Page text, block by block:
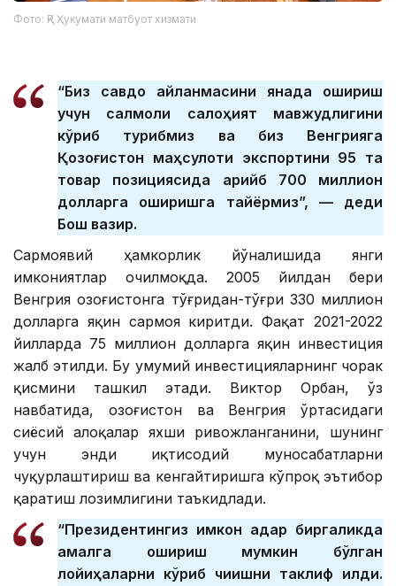
Фото: ҚР Ҳукумати матбуот хизмати
“Биз савдо айланмасини янада ошириш
учун салмоқли салоҳият мавжудлигини
кўриб турибмиз ва биз Венгрияга
Қозоғистон маҳсулоти экспортини 95 та
товар позициясида қарийб 700 миллион
долларга оширишга тайёрмиз”, — деди
Бош вазир.
Сармоявий ҳамкорлик йўналишида янги
имкониятлар очилмоқда. 2005 йилдан бери
Венгрия Қозоғистонга тўғридан-тўғри 330 миллион
долларга яқин сармоя киритди. Фақат 2021-2022
йилларда 75 миллион долларга яқин инвестиция
жалб этилди. Бу умумий инвестицияларнинг чорак
қисмини ташкил этади. Виктор Орбан, ўз
навбатида, Қозоғистон ва Венгрия ўртасидаги
сиёсий алоқалар яхши ривожланганини, шунинг
учун энди иқтисодий муносабатларни
чуқурлаштириш ва кенгайтиришга кўпроқ эътибор
қаратиш лозимлигини таъкидлади.
“Президентингиз имкон қадар биргаликда
амалга ошириш мумкин бўлган
лойиҳаларни кўриб чиқишни таклиф қилди.